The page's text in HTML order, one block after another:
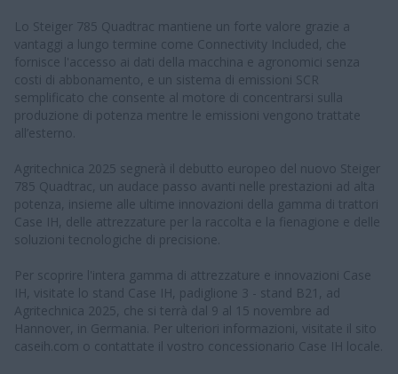
Lo Steiger 785 Quadtrac mantiene un forte valore grazie a
vantaggi a lungo termine come Connectivity Included, che
fornisce l'accesso ai dati della macchina e agronomici senza
costi di abbonamento, e un sistema di emissioni SCR
semplificato che consente al motore di concentrarsi sulla
produzione di potenza mentre le emissioni vengono trattate
all’esterno.
Agritechnica 2025 segnerà il debutto europeo del nuovo Steiger
785 Quadtrac, un audace passo avanti nelle prestazioni ad alta
potenza, insieme alle ultime innovazioni della gamma di trattori
Case IH, delle attrezzature per la raccolta e la fienagione e delle
soluzioni tecnologiche di precisione.
Per scoprire l'intera gamma di attrezzature e innovazioni Case
IH, visitate lo stand Case IH, padiglione 3 - stand B21, ad
Agritechnica 2025, che si terrà dal 9 al 15 novembre ad
Hannover, in Germania. Per ulteriori informazioni, visitate il sito
caseih.com o contattate il vostro concessionario Case IH locale.